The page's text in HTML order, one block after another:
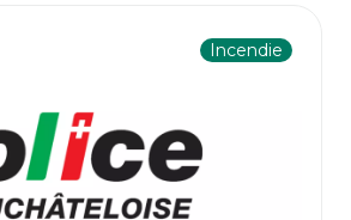
Incendie